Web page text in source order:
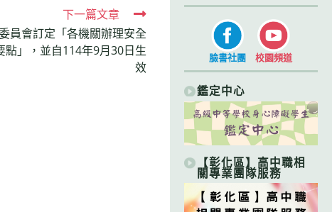
下一篇文章
員會訂定「各機關辦理安全
點」，並自114年9月30日生
效
臉書社團 校園頻道
鑑定中心
【彰化區】高中職相
關專業團隊服務